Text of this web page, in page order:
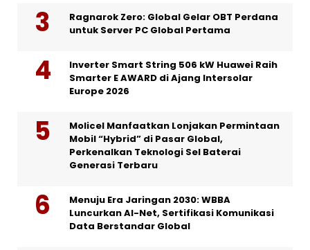
Ragnarok Zero: Global Gelar OBT Perdana
untuk Server PC Global Pertama
Inverter Smart String 506 kW Huawei Raih
Smarter E AWARD di Ajang Intersolar
Europe 2026
Molicel Manfaatkan Lonjakan Permintaan
Mobil “Hybrid” di Pasar Global,
Perkenalkan Teknologi Sel Baterai
Generasi Terbaru
Menuju Era Jaringan 2030: WBBA
Luncurkan AI-Net, Sertifikasi Komunikasi
Data Berstandar Global